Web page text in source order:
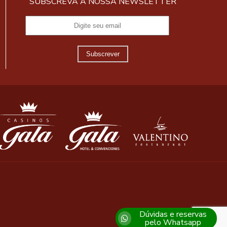
Subscrever
Dúvidas e reservas
pelo Whatsapp